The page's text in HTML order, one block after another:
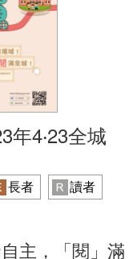
4‧23全城
長者
讀者
主，「閱」滿